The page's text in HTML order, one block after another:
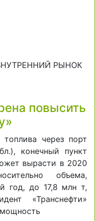
РЫНОК
повысить
топлива через порт
конечный пункт
вырасти в 2020
объема,
год, до 17,8 млн т,
«Транснефти»